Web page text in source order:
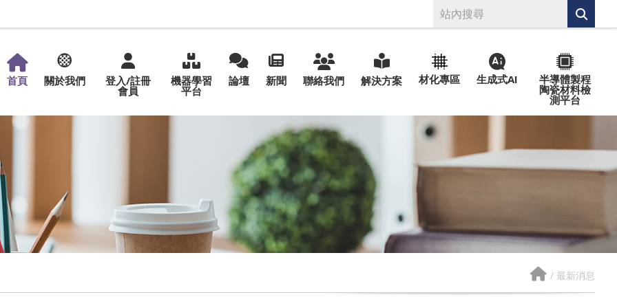
首頁 關於我們 登入/註冊
會員
機器學習
平台
論壇 新聞 聯絡我們 解決方案 材化專區 生成式AI 半導體製程
陶瓷材料檢
測平台
/ 最新消息